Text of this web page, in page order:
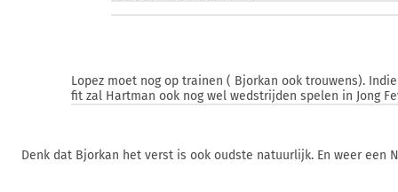
Lopez moet nog op trainen ( Bjorkan ook trouwens).
fit zal Hartman ook nog wel wedstrijden spelen in Jong
Denk dat Bjorkan het verst is ook oudste natuurlijk. En weer een